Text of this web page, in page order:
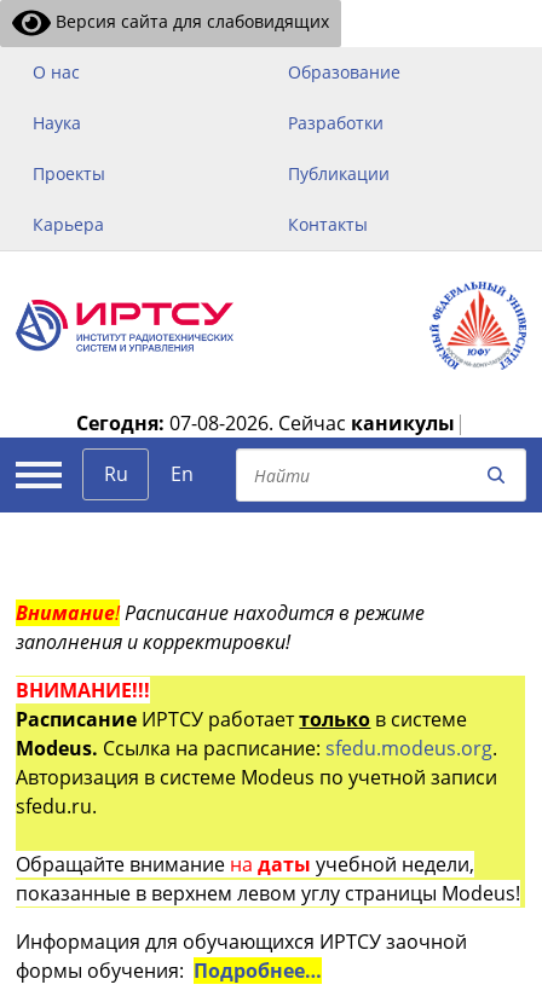
Версия сайта для слабовидящих
О нас Образование
Наука Разработки
Проекты Публикации
Карьера Контакты
Сегодня: 07-08-2026. Сейчас каникулы |
Ru
En
Внимание!Расписание находится в режиме
заполнения и корректировки!
ВНИМАНИЕ!!!
Расписание ИРТСУ работаеттолько в системе
Modeus. Ссылка на расписание:sfedu.modeus.org.
Авторизация в системе Modeus по учетной записи
sfedu.ru.
Обращайте внимание на датыучебной недели,
показанные в верхнем левом углу страницы Modeus!
Информация для обучающихся ИРТСУ заочной
формы обучения: Подробнее…